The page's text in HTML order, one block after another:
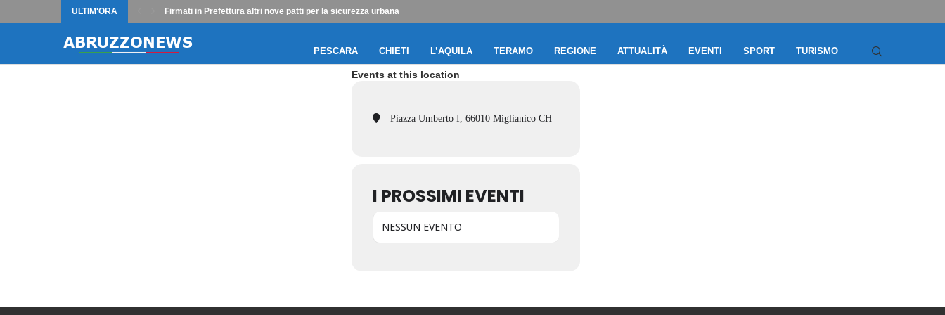
ULTIM'ORA Firmati in Prefettura altri nove patti per la sicurezza urbana
PESCARA CHIETI L’AQUILA TERAMO REGIONE ATTUALITÀ EVENTI SPORT TURISMO
Events at this location
Piazza Umberto I, 66010 Miglianico CH
I PROSSIMI EVENTI
NESSUN EVENTO